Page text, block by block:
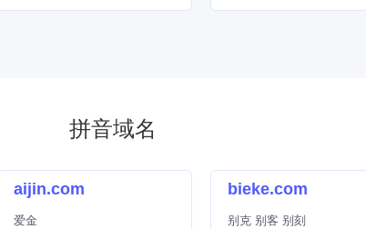
拼音域名
aijin.com
爱金
bieke.com
别克 别客 别刻